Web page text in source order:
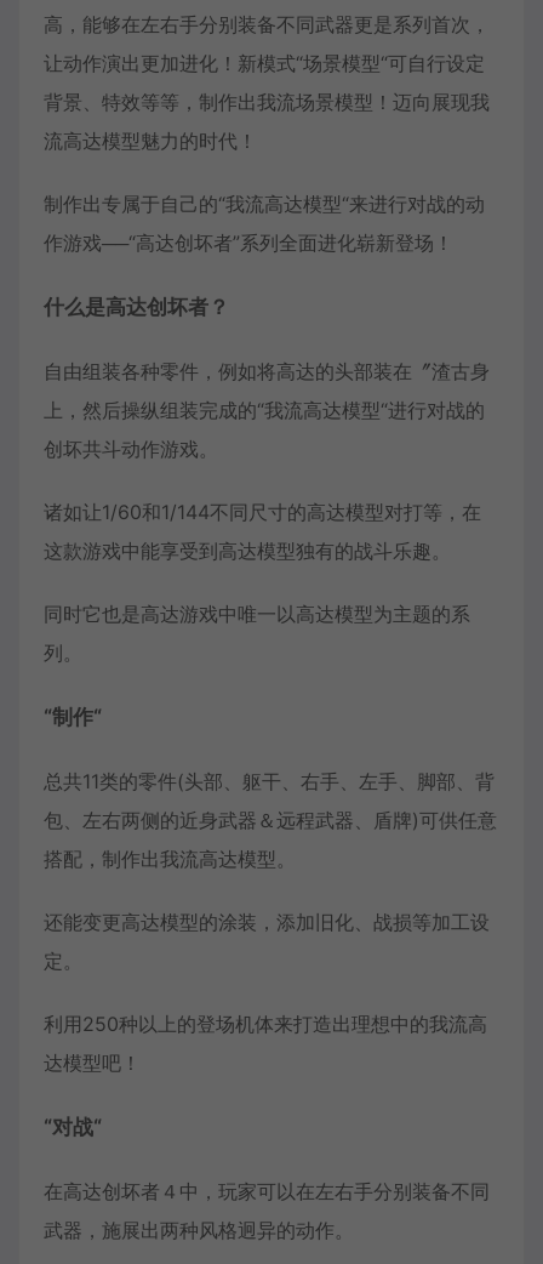
高，能够在左右手分别装备不同武器更是系列首次，
让动作演出更加进化！新模式“场景模型“可自行设定
背景、特效等等，制作出我流场景模型！迈向展现我
流高达模型魅力的时代！
制作出专属于自己的“我流高达模型“来进行对战的动
作游戏──“高达创坏者”系列全面进化崭新登场！
什么是高达创坏者？
自由组装各种零件，例如将高达的头部装在〞渣古身
上，然后操纵组装完成的“我流高达模型“进行对战的
创坏共斗动作游戏。
诸如让1/60和1/144不同尺寸的高达模型对打等，在
这款游戏中能享受到高达模型独有的战斗乐趣。
同时它也是高达游戏中唯一以高达模型为主题的系
列。
“制作“
总共11类的零件(头部、躯干、右手、左手、脚部、背
包、左右两侧的近身武器＆远程武器、盾牌)可供任意
搭配，制作出我流高达模型。
还能变更高达模型的涂装，添加旧化、战损等加工设
定。
利用250种以上的登场机体来打造出理想中的我流高
达模型吧！
“对战“
在高达创坏者４中，玩家可以在左右手分别装备不同
武器，施展出两种风格迥异的动作。